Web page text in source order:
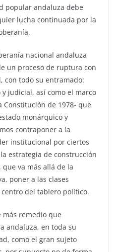
popular andaluza debe
lucha continuada por la
nacional andaluza
un proceso de ruptura con
con todo su entramado:
judicial, así como el marco
de 1978- que
monárquico y
contraponer a la
institucional por ciertos
estrategia de construcción
va más allá de la
poner a las clases
del tablero político.
más remedio que
andaluza, en toda su
como el gran sujeto